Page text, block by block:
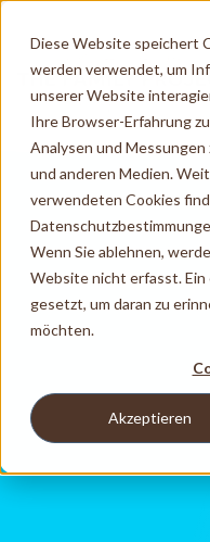
Diese Website speichert
werden verwendet, um
unserer Website
Ihre Browser-Erfahrung
Analysen und
und anderen Medien.
verwendeten Cookies
Wenn Sie ablehnen,
Website nicht erfasst. Ein
gesetzt, um daran zu
möchten.
Akzeptieren